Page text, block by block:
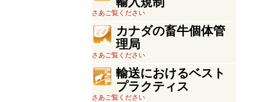
さあご覧ください
カナダの畜牛個体管
理局
さあご覧ください
輸送におけるベスト
プラクティス
さあご覧ください